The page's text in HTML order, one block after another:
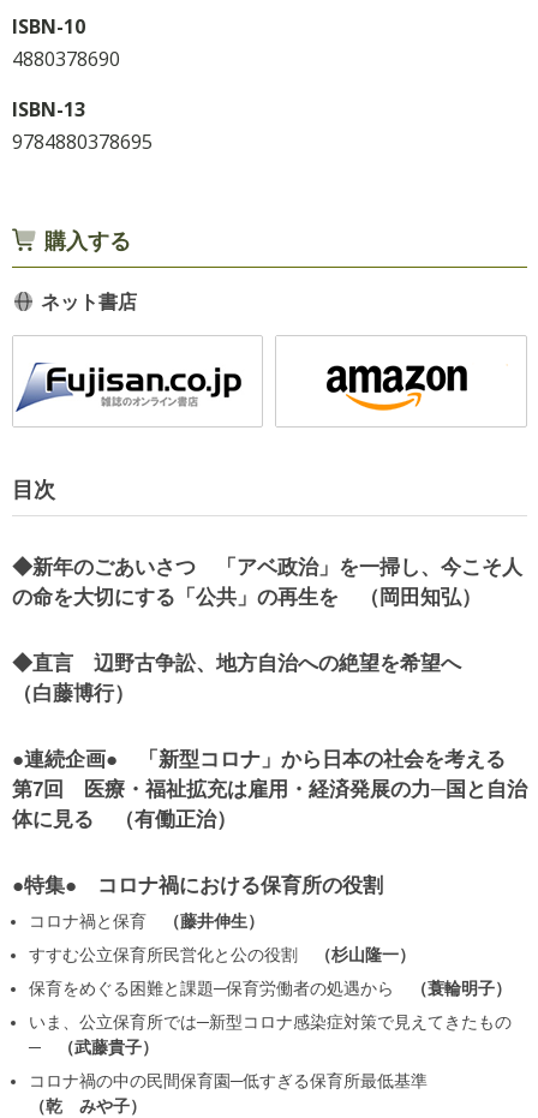
ISBN-10
4880378690
ISBN-13
9784880378695
購入する
ネット書店
目次
◆新年のごあいさつ 「アベ政治」を一掃し、今こそ人
の命を大切にする「公共」の再生を
岡田知弘
◆直言 辺野古争訟、地方自治への絶望を希望へ
白藤博行
●連続企画● 「新型コロナ」から日本の社会を考える
第7回 医療・福祉拡充は雇用・経済発展の力─国と自治
体に見る
有働正治
●特集● コロナ禍における保育所の役割
コロナ禍と保育
藤井伸生
すすむ公立保育所民営化と公の役割
杉山隆一
保育をめぐる困難と課題─保育労働者の処遇から
蓑輪明子
いま、公立保育所では─新型コロナ感染症対策で見えてきたもの
─
武藤貴子
コロナ禍の中の民間保育園─低すぎる保育所最低基準
乾 みや子